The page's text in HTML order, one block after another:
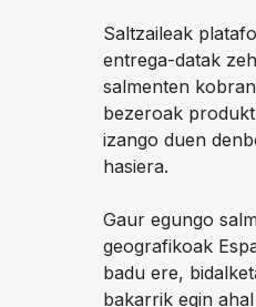
Saltzaileak
entrega-datak
salmenten
bezeroak
izango duen
hasiera.
Gaur egungo
geografikoak
badu ere,
bakarrik egin